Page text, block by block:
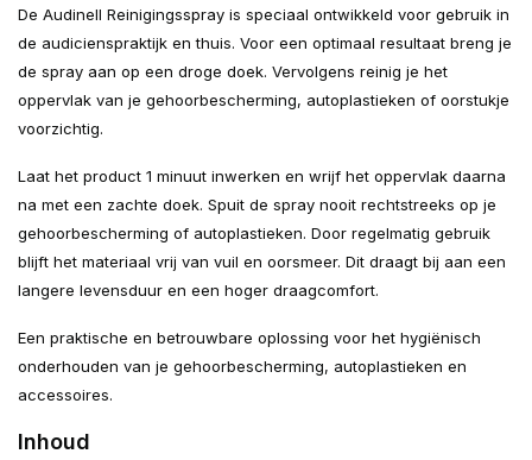
De Audinell Reinigingsspray is speciaal ontwikkeld voor gebruik in
de audicienspraktijk en thuis. Voor een optimaal resultaat breng je
de spray aan op een droge doek. Vervolgens reinig je het
oppervlak van je gehoorbescherming, autoplastieken of oorstukje
voorzichtig.
Laat het product 1 minuut inwerken en wrijf het oppervlak daarna
na met een zachte doek. Spuit de spray nooit rechtstreeks op je
gehoorbescherming of autoplastieken. Door regelmatig gebruik
blijft het materiaal vrij van vuil en oorsmeer. Dit draagt bij aan een
langere levensduur en een hoger draagcomfort.
Een praktische en betrouwbare oplossing voor het hygiënisch
onderhouden van je gehoorbescherming, autoplastieken en
accessoires.
Inhoud